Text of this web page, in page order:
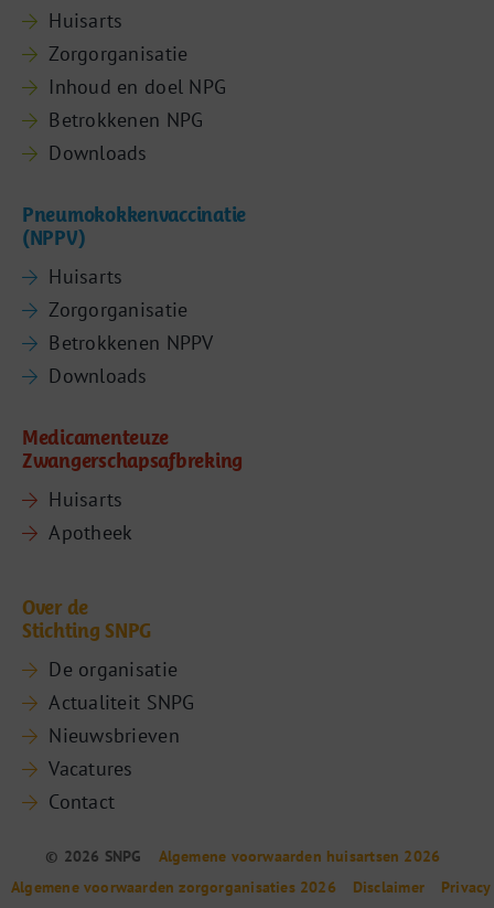
Huisarts
Zorgorganisatie
Inhoud en doel NPG
Betrokkenen NPG
Downloads
Pneumokokkenvaccinatie
(NPPV)
Huisarts
Zorgorganisatie
Betrokkenen NPPV
Downloads
Medicamenteuze
Zwangerschapsafbreking
Huisarts
Apotheek
Over de
Stichting SNPG
De organisatie
Actualiteit SNPG
Nieuwsbrieven
Vacatures
Contact
© 2026 SNPG
Algemene voorwaarden huisartsen 2026
Algemene voorwaarden zorgorganisaties 2026
Disclaimer Privacy